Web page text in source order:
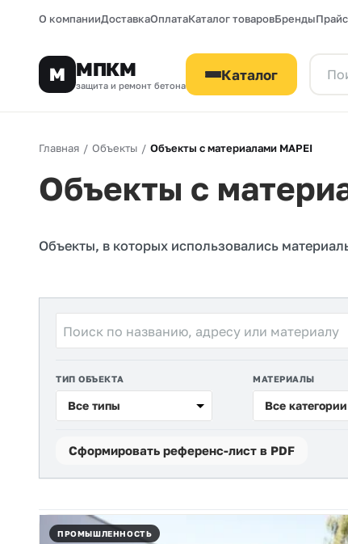
О компанииДоставкаОплатаКаталог товаровБренды
М МПКМ
защита и ремонт бетона
Каталог
Главная / Объекты / Объекты с материалами MAPEI
Объекты с
Объекты, в которых использовались
ТИП ОБЪЕКТА
Все типы
МАТЕРИАЛЫ
Все категории
Сформировать референс-лист в PDF
Реализованные объекты
ПРОМЫШЛЕННОСТЬ